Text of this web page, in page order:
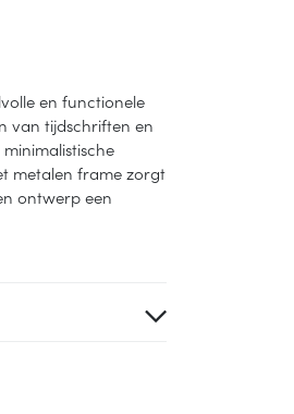
en functionele
van tijdschriften en
metalen frame zorgt
ontwerp een